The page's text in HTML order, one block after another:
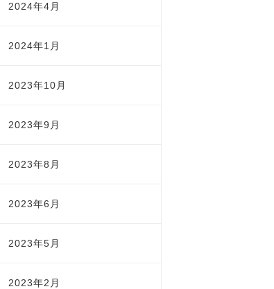
2024年4月
2024年1月
2023年10月
2023年9月
2023年8月
2023年6月
2023年5月
2023年2月